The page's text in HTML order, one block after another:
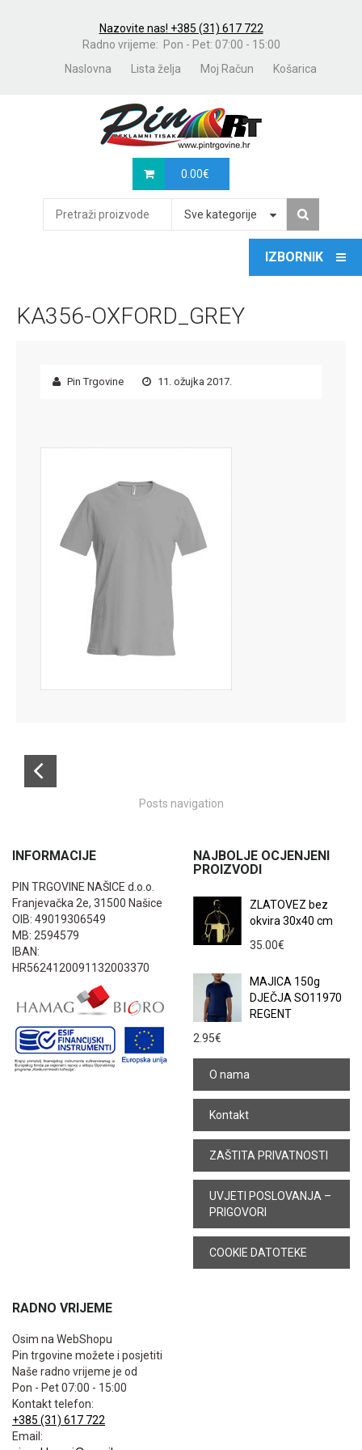
Nazovite nas! +385 (31) 617 722
Radno vrijeme: Pon - Pet: 07:00 - 15:00
Naslovna
Lista želja Moj Račun Košarica
0.00€
Sve kategorije
KA356-OXFORD_GREY
Pin Trgovine 11. ožujka 2017.
Posts navigation
INFORMACIJE
PIN TRGOVINE NAŠICE d.o.o.
Franjevačka 2e, 31500 Našice
OIB: 49019306549
MB: 2594579
IBAN:
HR5624120091132003370
NAJBOLJE OCJENJENI
PROIZVODI
ZLATOVEZ bez
okvira 30x40 cm
35.00€
MAJICA 150g
DJEČJA SO11970
REGENT
2.95€
O nama
Kontakt
ZAŠTITA PRIVATNOSTI
UVJETI POSLOVANJA –
PRIGOVORI
COOKIE DATOTEKE
RADNO VRIJEME
Osim na WebShopu
Pin trgovine možete i posjetiti
Naše radno vrijeme je od
Pon - Pet 07:00 - 15:00
Kontakt telefon:
+385 (31) 617 722
Email: